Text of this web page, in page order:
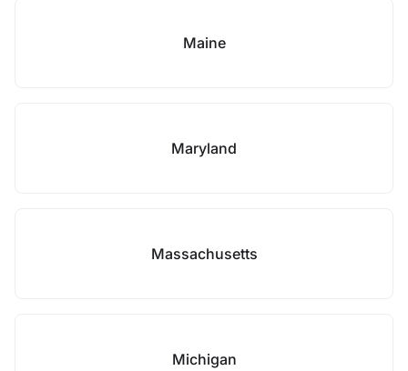
Maine
Maryland
Massachusetts
Michigan